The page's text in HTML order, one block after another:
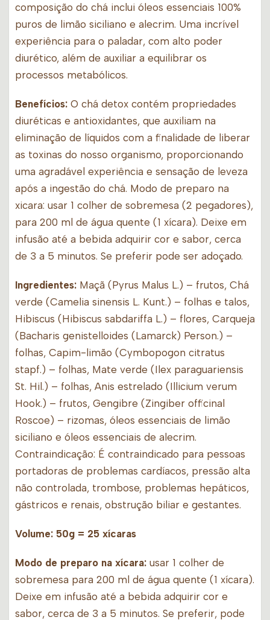
composição do chá inclui óleos essenciais 100%
puros de limão siciliano e alecrim. Uma incrível
experiência para o paladar, com alto poder
diurético, além de auxiliar a equilibrar os
processos metabólicos.
Benefícios: O chá detox contém propriedades
diuréticas e antioxidantes, que auxiliam na
eliminação de líquidos com a finalidade de liberar
as toxinas do nosso organismo, proporcionando
uma agradável experiência e sensação de leveza
após a ingestão do chá. Modo de preparo na
xicara: usar 1 colher de sobremesa (2 pegadores),
para 200 ml de água quente (1 xícara). Deixe em
infusão até a bebida adquirir cor e sabor, cerca
de 3 a 5 minutos. Se preferir pode ser adoçado.
Ingredientes: Maçã (Pyrus Malus L.) – frutos, Chá
verde (Camelia sinensis L. Kunt.) – folhas e talos,
Hibiscus (Hibiscus sabdariffa L.) – flores, Carqueja
(Bacharis genistelloides (Lamarck) Person.) –
folhas, Capim-limão (Cymbopogon citratus
stapf.) – folhas, Mate verde (Ilex paraguariensis
St. Hil.) – folhas, Anis estrelado (Illicium verum
Hook.) – frutos, Gengibre (Zingiber officinal
Roscoe) – rizomas, óleos essenciais de limão
siciliano e óleos essenciais de alecrim.
Contraindicação: É contraindicado para pessoas
portadoras de problemas cardíacos, pressão alta
não controlada, trombose, problemas hepáticos,
gástricos e renais, obstrução biliar e gestantes.
Volume: 50g = 25 xícaras
Modo de preparo na xícara: usar 1 colher de
sobremesa para 200 ml de água quente (1 xícara).
Deixe em infusão até a bebida adquirir cor e
sabor, cerca de 3 a 5 minutos. Se preferir, pode